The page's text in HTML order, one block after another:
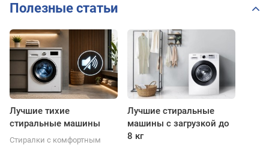
Полезные статьи
Лучшие тихие
стиральные машины
Стиралки с комфортным
Лучшие стиральные
машины с загрузкой до
8 кг